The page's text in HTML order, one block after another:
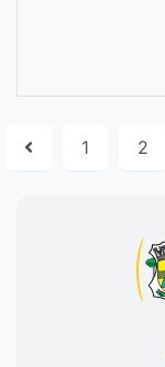
1 2